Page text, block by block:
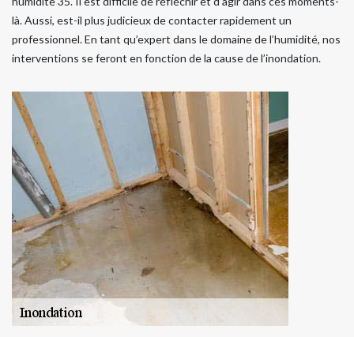
là. Aussi, est-il plus judicieux de contacter rapidement un
professionnel. En tant qu’expert dans le domaine de l’humidité, nos
interventions se feront en fonction de la cause de l’inondation.